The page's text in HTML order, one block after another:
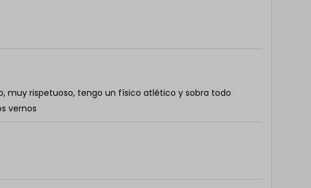
muy rispetuoso, tengo un físico atlético y sobra todo
vernos